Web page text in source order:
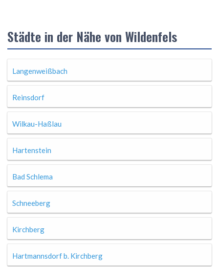
Städte in der Nähe von Wildenfels
Langenweißbach
Reinsdorf
Wilkau-Haßlau
Hartenstein
Bad Schlema
Schneeberg
Kirchberg
Hartmannsdorf b. Kirchberg